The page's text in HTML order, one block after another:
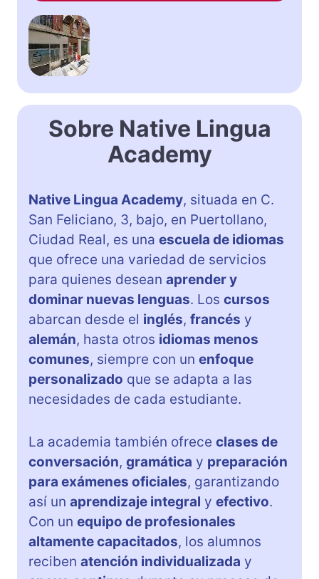
Sobre Native Lingua
Academy
Native Lingua Academy, situada en C.
San Feliciano, 3, bajo, en Puertollano,
Ciudad Real, es una escuela de idiomas
que ofrece una variedad de servicios
para quienes desean aprender y
dominar nuevas lenguas. Los cursos
abarcan desde el inglés, francés y
alemán, hasta otros idiomas menos
comunes, siempre con un enfoque
personalizado que se adapta a las
necesidades de cada estudiante.
La academia también ofrece clases de
conversación, gramática y preparación
para exámenes oficiales, garantizando
así un aprendizaje integral y efectivo.
Con un equipo de profesionales
altamente capacitados, los alumnos
reciben atención individualizada y